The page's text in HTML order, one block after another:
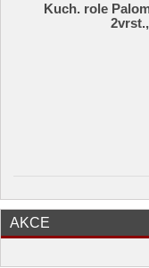
Kuch. role
AKCE